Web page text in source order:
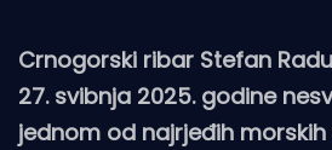
Crnogorski ribar Stefan
27. svibnja 2025. godine
jednom od najrjeđih